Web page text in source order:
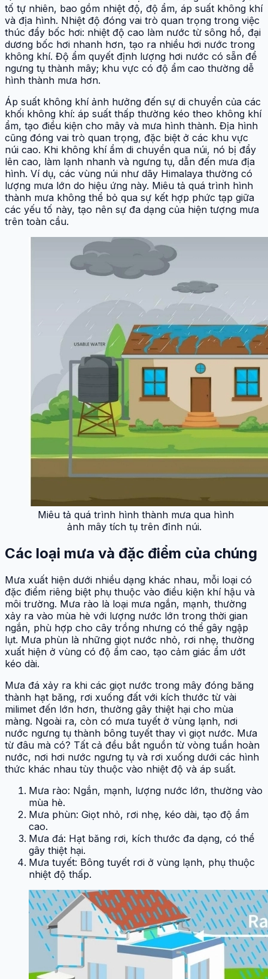
tố tự nhiên, bao gồm nhiệt độ, độ ẩm, áp suất không khí
và địa hình. Nhiệt độ đóng vai trò quan trọng trong việc
thúc đẩy bốc hơi: nhiệt độ cao làm nước từ sông hồ, đại
dương bốc hơi nhanh hơn, tạo ra nhiều hơi nước trong
không khí. Độ ẩm quyết định lượng hơi nước có sẵn để
ngưng tụ thành mây; khu vực có độ ẩm cao thường dễ
hình thành mưa hơn.
Áp suất không khí ảnh hưởng đến sự di chuyển của các
khối không khí: áp suất thấp thường kéo theo không khí
ẩm, tạo điều kiện cho mây và mưa hình thành. Địa hình
cũng đóng vai trò quan trọng, đặc biệt ở các khu vực
núi cao. Khi không khí ẩm di chuyển qua núi, nó bị đẩy
lên cao, làm lạnh nhanh và ngưng tụ, dẫn đến mưa địa
hình. Ví dụ, các vùng núi như dãy Himalaya thường có
lượng mưa lớn do hiệu ứng này. Miêu tả quá trình hình
thành mưa không thể bỏ qua sự kết hợp phức tạp giữa
các yếu tố này, tạo nên sự đa dạng của hiện tượng mưa
trên toàn cầu.
Miêu tả quá trình hình thành mưa qua hình
ảnh mây tích tụ trên đỉnh núi.
Các loại mưa và đặc điểm của chúng
Mưa xuất hiện dưới nhiều dạng khác nhau, mỗi loại có
đặc điểm riêng biệt phụ thuộc vào điều kiện khí hậu và
môi trường. Mưa rào là loại mưa ngắn, mạnh, thường
xảy ra vào mùa hè với lượng nước lớn trong thời gian
ngắn, phù hợp cho cây trồng nhưng có thể gây ngập
lụt. Mưa phùn là những giọt nước nhỏ, rơi nhẹ, thường
xuất hiện ở vùng có độ ẩm cao, tạo cảm giác ẩm ướt
kéo dài.
Mưa đá xảy ra khi các giọt nước trong mây đóng băng
thành hạt băng, rơi xuống đất với kích thước từ vài
milimet đến lớn hơn, thường gây thiệt hại cho mùa
màng. Ngoài ra, còn có mưa tuyết ở vùng lạnh, nơi
nước ngưng tụ thành bông tuyết thay vì giọt nước. Mưa
từ đâu mà có? Tất cả đều bắt nguồn từ vòng tuần hoàn
nước, nơi hơi nước ngưng tụ và rơi xuống dưới các hình
thức khác nhau tùy thuộc vào nhiệt độ và áp suất.
Mưa rào: Ngắn, mạnh, lượng nước lớn, thường vào
mùa hè.
Mưa phùn: Giọt nhỏ, rơi nhẹ, kéo dài, tạo độ ẩm
cao.
Mưa đá: Hạt băng rơi, kích thước đa dạng, có thể
gây thiệt hại.
Mưa tuyết: Bông tuyết rơi ở vùng lạnh, phụ thuộc
nhiệt độ thấp.